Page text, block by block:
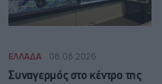
ΕΛΛΑΔΑ 08.08.2026
Συναγερμός στο κέντρο της